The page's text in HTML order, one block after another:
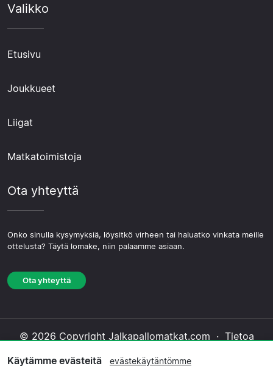
Valikko
Etusivu
Joukkueet
Liigat
Matkatoimistoja
Ota yhteyttä
Onko sinulla kysymyksiä, löysitkö virheen tai haluatko vinkata meille
ottelusta? Täytä lomake, niin palaamme asiaan.
Ota yhteyttä
© 2026 Copyright Jalkapallomatkat.com · Tietoa
Käytämme evästeitä evästekäytäntömme